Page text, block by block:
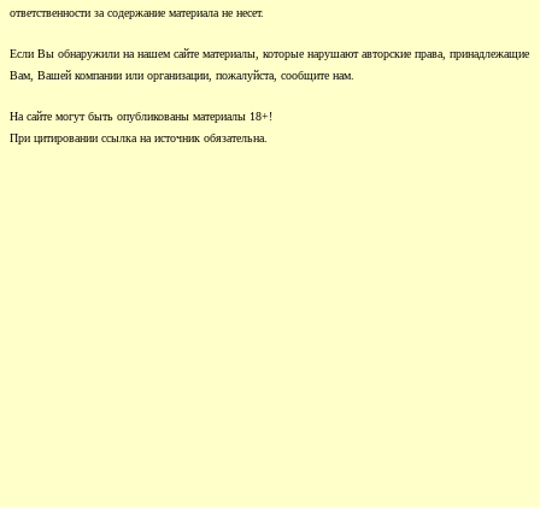
ответственности за содержание материала не несет.
Если Вы обнаружили на нашем сайте материалы, которые нарушают авторские права, принадлежащие
Вам, Вашей компании или организации, пожалуйста, сообщите нам.
На сайте могут быть опубликованы материалы 18+!
При цитировании ссылка на источник обязательна.